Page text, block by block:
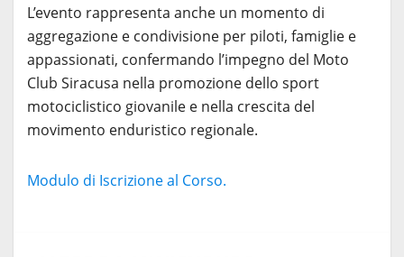
L’evento rappresenta anche un momento di
aggregazione e condivisione per piloti, famiglie e
appassionati, confermando l’impegno del Moto
Club Siracusa nella promozione dello sport
motociclistico giovanile e nella crescita del
movimento enduristico regionale.
Modulo di Iscrizione al Corso.